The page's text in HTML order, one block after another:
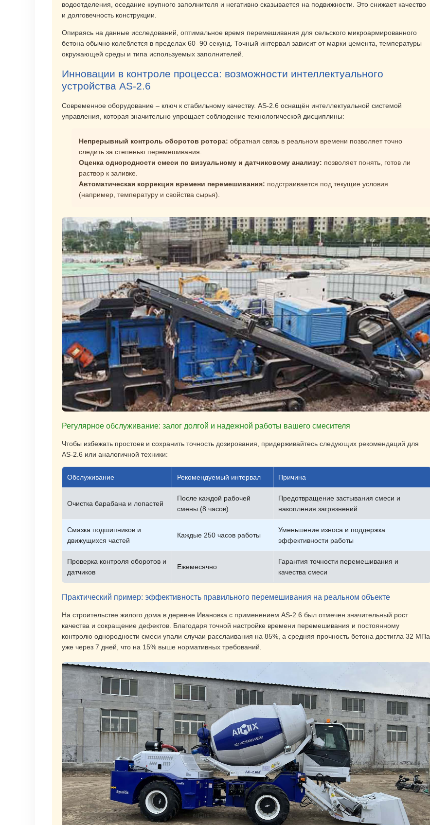
водоотделения, оседание крупного заполнителя и негативно сказывается на подвижности. Это снижает качество
и долговечность конструкции.
Опираясь на данные исследований, оптимальное время перемешивания для сельского микроармированного
бетона обычно колеблется в пределах 60–90 секунд. Точный интервал зависит от марки цемента, температуры
окружающей среды и типа используемых заполнителей.
Инновации в контроле процесса: возможности интеллектуального
устройства AS-2.6
Современное оборудование – ключ к стабильному качеству. AS-2.6 оснащён интеллектуальной системой
управления, которая значительно упрощает соблюдение технологической дисциплины:
Непрерывный контроль оборотов ротора: обратная связь в реальном времени позволяет точно
следить за степенью перемешивания.
Оценка однородности смеси по визуальному и датчиковому анализу: позволяет понять, готов ли
раствор к заливке.
Автоматическая коррекция времени перемешивания: подстраивается под текущие условия
(например, температуру и свойства сырья).
Регулярное обслуживание: залог долгой и надежной работы вашего смесителя
Чтобы избежать простоев и сохранить точность дозирования, придерживайтесь следующих рекомендаций для
AS-2.6 или аналогичной техники:
Обслуживание Рекомендуемый интервал Причина
Очистка барабана и лопастей
После каждой рабочей
смены (8 часов)
Предотвращение застывания смеси и
накопления загрязнений
Смазка подшипников и
движущихся частей
Каждые 250 часов работы
Уменьшение износа и поддержка
эффективности работы
Проверка контроля оборотов и
датчиков
Ежемесячно
Гарантия точности перемешивания и
качества смеси
Практический пример: эффективность правильного перемешивания на реальном объекте
На строительстве жилого дома в деревне Ивановка с применением AS-2.6 был отмечен значительный рост
качества и сокращение дефектов. Благодаря точной настройке времени перемешивания и постоянному
контролю однородности смеси упали случаи расслаивания на 85%, а средняя прочность бетона достигла 32 МПа
уже через 7 дней, что на 15% выше нормативных требований.